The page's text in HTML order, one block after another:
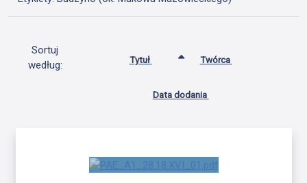
Sortuj
według:
Tytuł Twórca
Data dodania